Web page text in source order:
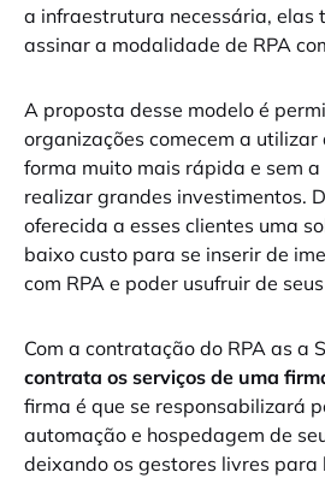
a infraestrutura necessária, elas
assinar a modalidade de RPA
A proposta desse modelo é
organizações comecem a
forma muito mais rápida e sem
realizar grandes investimentos.
oferecida a esses clientes uma
baixo custo para se inserir de
com RPA e poder usufruir de
Com a contratação do RPA as a
contrata os serviços de uma
firma é que se responsabilizará
automação e hospedagem de
deixando os gestores livres para